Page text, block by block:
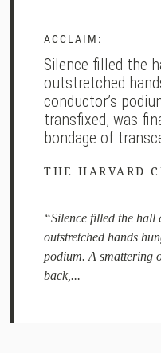
ACCLAIM:
Silence filled the
outstretched
conductor’s
transfixed, was
bondage of
THE HARVARD
“Silence filled the hall
outstretched hands
podium. A smattering
back,...